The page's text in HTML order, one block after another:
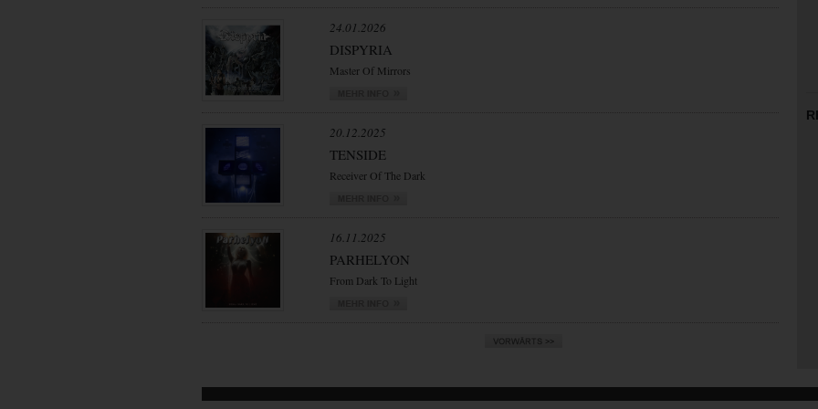
24.01.2026
DISPYRIA
Master Of Mirrors
20.12.2025
TENSIDE
Receiver Of The Dark
16.11.2025
PARHELYON
From Dark To Light